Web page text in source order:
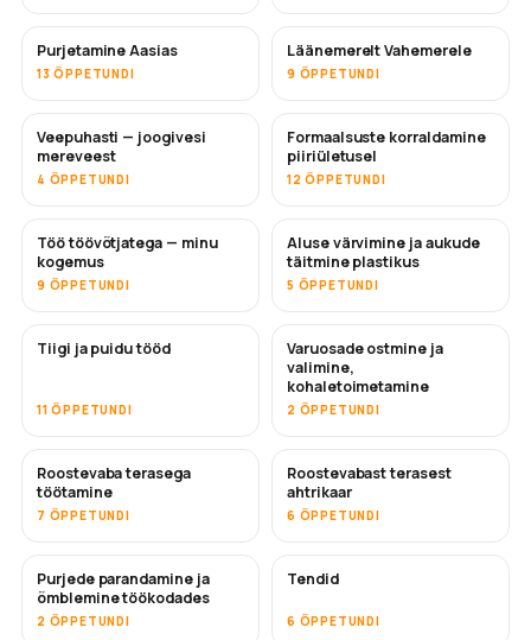
TULEMAS
Purjetamine Aasias
13 ÕPPETUNDI
TULEMAS
Läänemerelt Vahemerele
9 ÕPPETUNDI
TULEMAS
Veepuhasti — joogivesi
mereveest
4 ÕPPETUNDI
Formaalsuste korraldamine
piiriületusel
12 ÕPPETUNDI
TULEMAS
Töö töövõtjatega — minu
kogemus
9 ÕPPETUNDI
TULEMAS
Aluse värvimine ja aukude
täitmine plastikus
5 ÕPPETUNDI
Tiigi ja puidu tööd
11 ÕPPETUNDI
TULEMAS
Varuosade ostmine ja
valimine,
kohaletoimetamine
2 ÕPPETUNDI
TULEMAS
Roostevaba terasega
töötamine
7 ÕPPETUNDI
Roostevabast terasest
ahtrikaar
6 ÕPPETUNDI
TULEMAS
Purjede parandamine ja
õmblemine töökodades
2 ÕPPETUNDI
Tendid
6 ÕPPETUNDI